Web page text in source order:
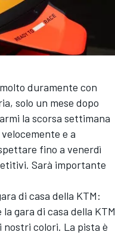
duramente con
solo un mese dopo
la scorsa settimana
e a
fino a venerdì
Sarà importante
di casa della KTM:
gara di casa della KTM
nostri colori. La pista è